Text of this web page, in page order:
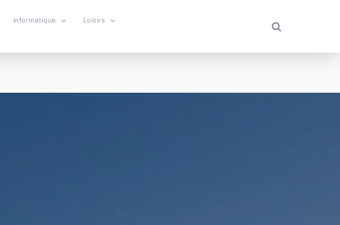
Informatique
Loisirs